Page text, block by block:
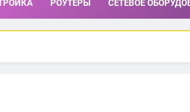
РОУТЕРЫ СЕТЕВОЕ